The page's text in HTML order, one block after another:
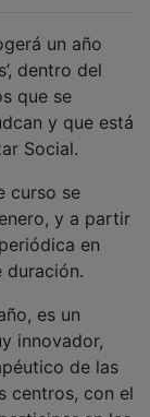
dentro del
que se
y que está
Social.
y a partir
en
duración.
innovador,
de las
con el
en las